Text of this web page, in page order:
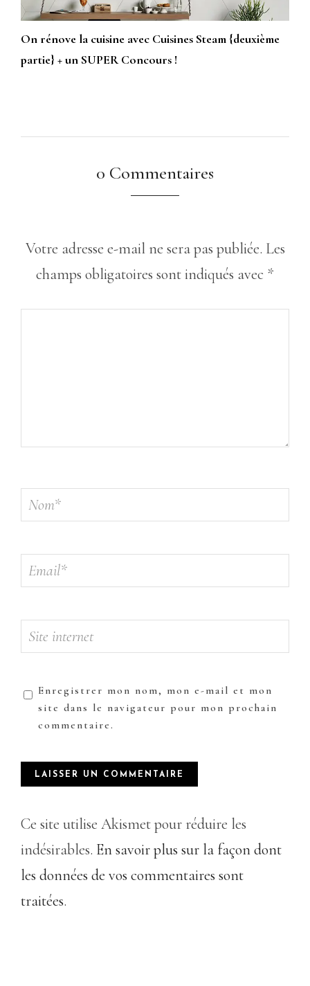
On rénove la cuisine avec Cuisines Steam {deuxième
partie} + un SUPER Concours !
0 Commentaires
Votre adresse e-mail ne sera pas publiée. Les
champs obligatoires sont indiqués avec *
Enregistrer mon nom, mon e-mail et mon
site dans le navigateur pour mon prochain
commentaire.
Ce site utilise Akismet pour réduire les
indésirables. En savoir plus sur la façon dont
les données de vos commentaires sont
traitées.